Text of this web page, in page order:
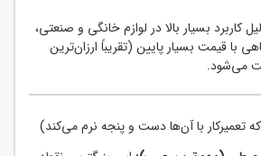
کاربرد بسیار بالا در لوازم خانگی و صنعتی،
با قیمت بسیار پایین (تقریباً ارزان‌ترین
می‌شود.
تعمیرکار با آن‌ها دست‌ و پنجه نرم می‌کند)